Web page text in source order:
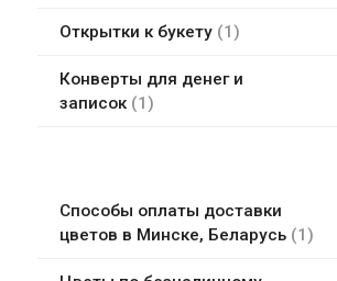
Открытки к букету 1
Конверты для денег и
записок
1
Способы оплаты доставки
цветов в Минске, Беларусь
1